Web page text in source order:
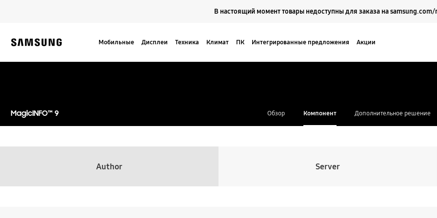
В настоящий момент товары недоступны для заказа на samsung.com/
Мобильные Дисплеи Техника Климат ПК Интегрированные предложения Акции
MagicINFO™ 9 Обзор Компонент Дополнительное решение
Author Server